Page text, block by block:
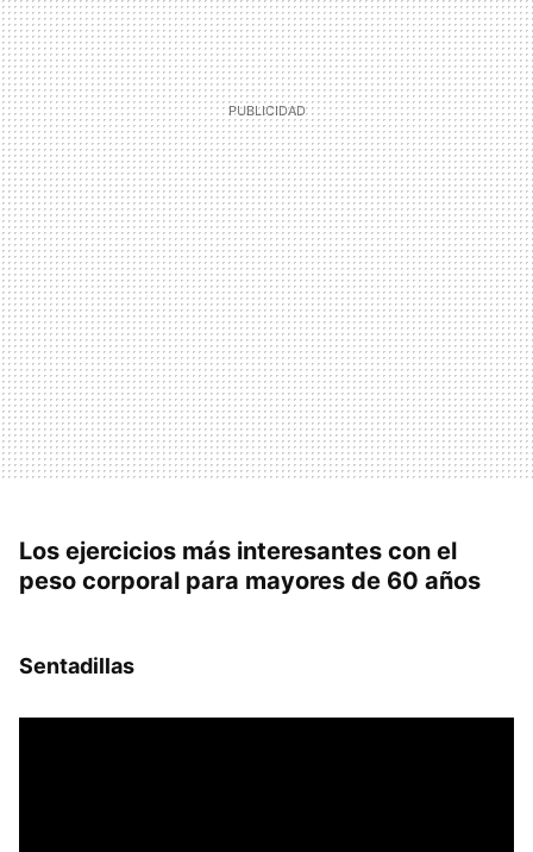
Los ejercicios más interesantes con el
peso corporal para mayores de 60 años
Sentadillas